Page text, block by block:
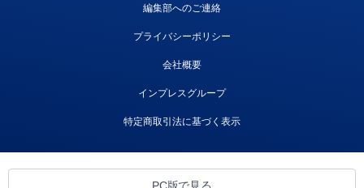
編集部へのご連絡
プライバシーポリシー
会社概要
インプレスグループ
特定商取引法に基づく表示